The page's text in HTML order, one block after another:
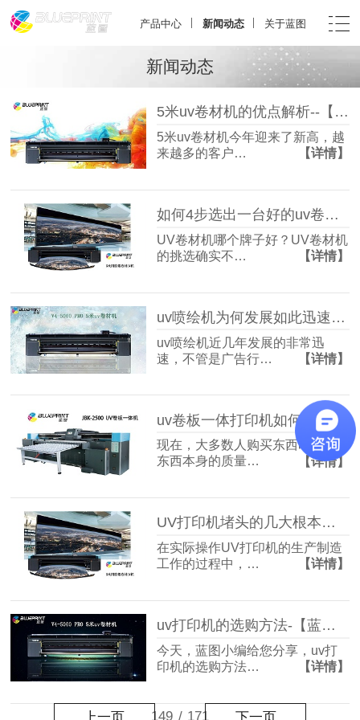
产品中心 新闻动态 关于蓝图
新闻动态
5米uv卷材机的优点解析--【蓝图uv机】
5米uv卷材机今年迎来了新高，越
来越多的客户…
【详情】
如何4步选出一台好的uv卷材机-【蓝图uv机】
UV卷材机哪个牌子好？UV卷材机
的挑选确实不…
【详情】
uv喷绘机为何发展如此迅速？-【蓝图uv机】
uv喷绘机近几年发展的非常迅
速，不管是广告行…
【详情】
uv卷板一体打印机如何让包装价值升3倍-【蓝图uv机】
现在，大多数人购买东西时，除了
东西本身的质量…
【详情】
UV打印机堵头的几大根本原因-【蓝图uv机】
在实际操作UV打印机的生产制造
工作的过程中，…
【详情】
uv打印机的选购方法-【蓝图uv机】
今天，蓝图小编给您分享，uv打
印机的选购方法…
【详情】
149 / 171